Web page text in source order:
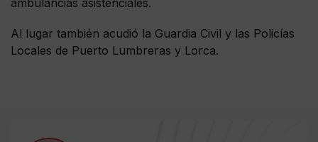
Al lugar también acudió la Guardia Civil y las Policías
Locales de Puerto Lumbreras y Lorca.